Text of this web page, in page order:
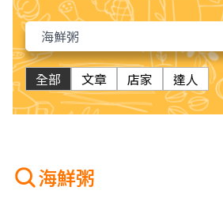
全部 文章 店家 達人
海鮮粥